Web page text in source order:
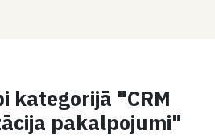
kategorijā "CRM
pakalpojumi"